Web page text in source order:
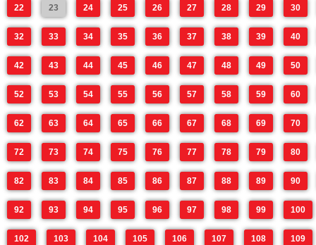
22 23 24 25 26 27 28 29 30
32 33 34 35 36 37 38 39 40
42 43 44 45 46 47 48 49 50
52 53 54 55 56 57 58 59 60
62 63 64 65 66 67 68 69 70
72 73 74 75 76 77 78 79 80
82 83 84 85 86 87 88 89 90
92 93 94 95 96 97 98 99 100
102 103 104 105 106 107 108 109